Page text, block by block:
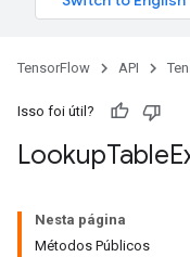
TensorFlow API
Isso foi útil?
LookupTable
Nesta página
Métodos Públicos